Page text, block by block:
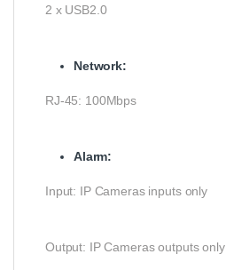
2 x USB2.0
Network:
RJ-45: 100Mbps
Alarm:
Input: IP Cameras inputs only
Output: IP Cameras outputs only